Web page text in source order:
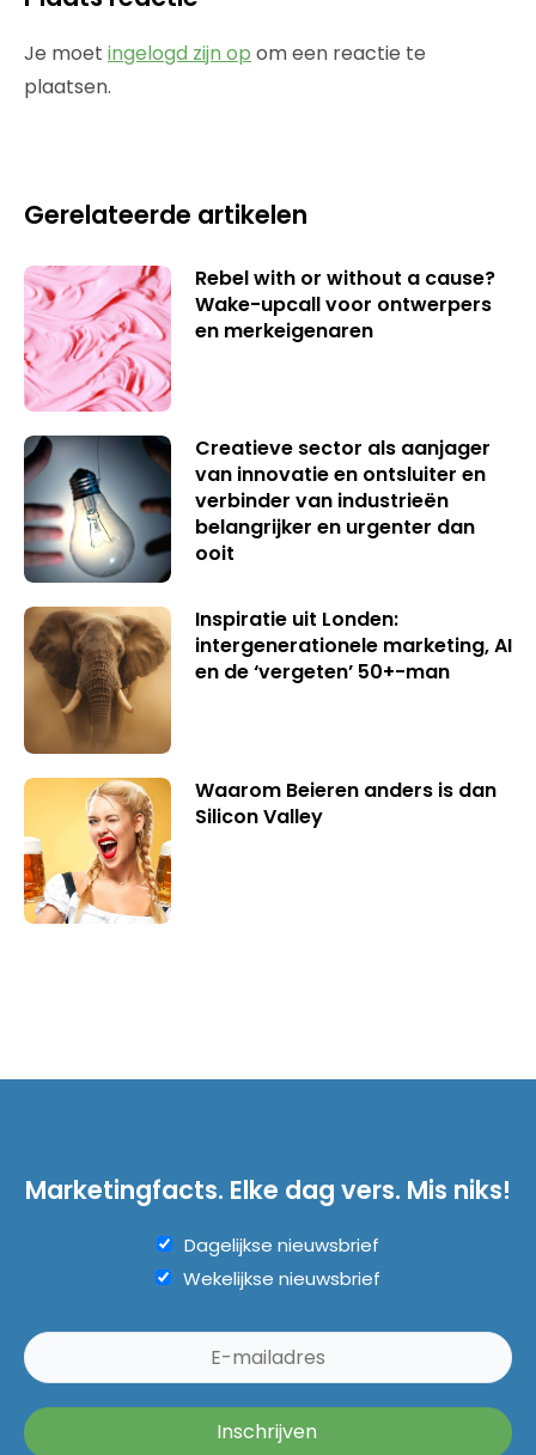
Je moet ingelogd zijn op om een reactie te
plaatsen.
Gerelateerde artikelen
Rebel with or without a cause?
Wake-upcall voor ontwerpers
en merkeigenaren
Creatieve sector als aanjager
van innovatie en ontsluiter en
verbinder van industrieën
belangrijker en urgenter dan
ooit
Inspiratie uit Londen:
intergenerationele marketing, AI
en de ‘vergeten’ 50+-man
Waarom Beieren anders is dan
Silicon Valley
Marketingfacts. Elke dag vers. Mis niks!
Dagelijkse nieuwsbrief
Wekelijkse nieuwsbrief